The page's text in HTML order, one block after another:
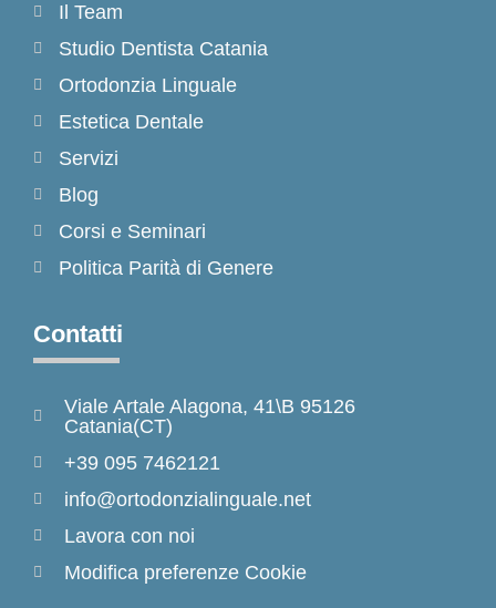
Il Team
Studio Dentista Catania
Ortodonzia Linguale
Estetica Dentale
Servizi
Blog
Corsi e Seminari
Politica Parità di Genere
Contatti
Viale Artale Alagona, 41\B 95126
Catania(CT)
+39 095 7462121
info@ortodonzialinguale.net
Lavora con noi
Modifica preferenze Cookie